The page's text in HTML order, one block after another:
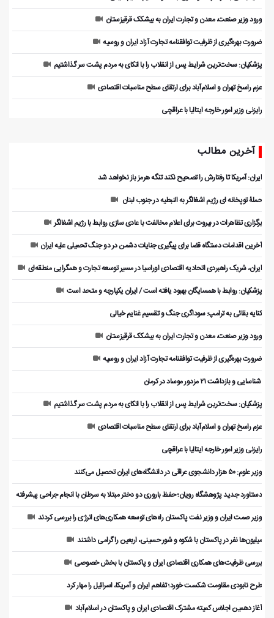
ورود وزیر صنعت، معدن و تجارت ایران به بیشکک قرقیزستان
ضرورت بهره‌گیری از ظرفیت توافقنامه تجارت آزاد ایران و روسیه
پزشکیان: سخت‌ترین شرایط پس از انقلاب را با اتکای به مردم پشت سر گذاشتیم
عزم راسخ تهران و اسلام‌آباد برای ارتقای سطح مناسبات اقتصادی
رایزنی وزیر امور خارجه ایتالیا با عراقچی
آخرین مطالب
ایران: آمریکا تا رفتارش را تصحیح نکند تنگه هرمز باز نخواهد شد
حملۀ توپخانه ای رژیم اشغالگر به النبطیه در جنوب لبنان
برگزاری تظاهرات در بیروت برای اعلام مخالفت با عادی سازی روابط با رژیم اشغالگر
آخرین اقدامات دستگاه قضا برای پیگیری جنایات دشمن در دو جنگ تحمیلی علیه ایران
ایران، شریک راهبردی اتحادیه اقتصادی اوراسیا در مسیر توسعه تجارت و همگرایی منطقه‌ای
پزشکیان: روابط با همسایگان بهبود یافته است / ایران یکپارچه و متحد است
کنایه بقائی به ترامپ: سوداگری جنگ و تقسیم غنایم خیالی
ورود وزیر صنعت، معدن و تجارت ایران به بیشکک قرقیزستان
ضرورت بهره‌گیری از ظرفیت توافقنامه تجارت آزاد ایران و روسیه
️ شناسایی و بازداشت ۲۱ مزدور موساد در کرمان
پزشکیان: سخت‌ترین شرایط پس از انقلاب را با اتکای به مردم پشت سر گذاشتیم
عزم راسخ تهران و اسلام‌آباد برای ارتقای سطح مناسبات اقتصادی
رایزنی وزیر امور خارجه ایتالیا با عراقچی
وزیر علوم: ۵۰ هزار دانشجوی عراقی در دانشگاه‌های ایران تحصیل می‌کنند
دستاورد جدید پژوهشگاه رویان؛ حفظ باروری دو دختر مبتلا به سرطان با انجام جراحی پیشرفته
وزیر صمت ایران و وزیر نفت پاکستان راه‌های توسعه همکاری‌های انرژی را بررسی کردند
میلیون‌ها نفر در پاکستان با شکوه و شور حسینی، اربعین را گرامی داشتند
بررسی ظرفیت‌های همکاری اقتصادی ایران و پاکستان با بخش خصوصی
طرح نابودی مقاومت شکست خورد؛ تفاهم ایران و آمریکا، اسرائیل را مهار کرد
آغاز دهمین اجلاس کمیته مشترک اقتصادی ایران و پاکستان در اسلام‌آباد